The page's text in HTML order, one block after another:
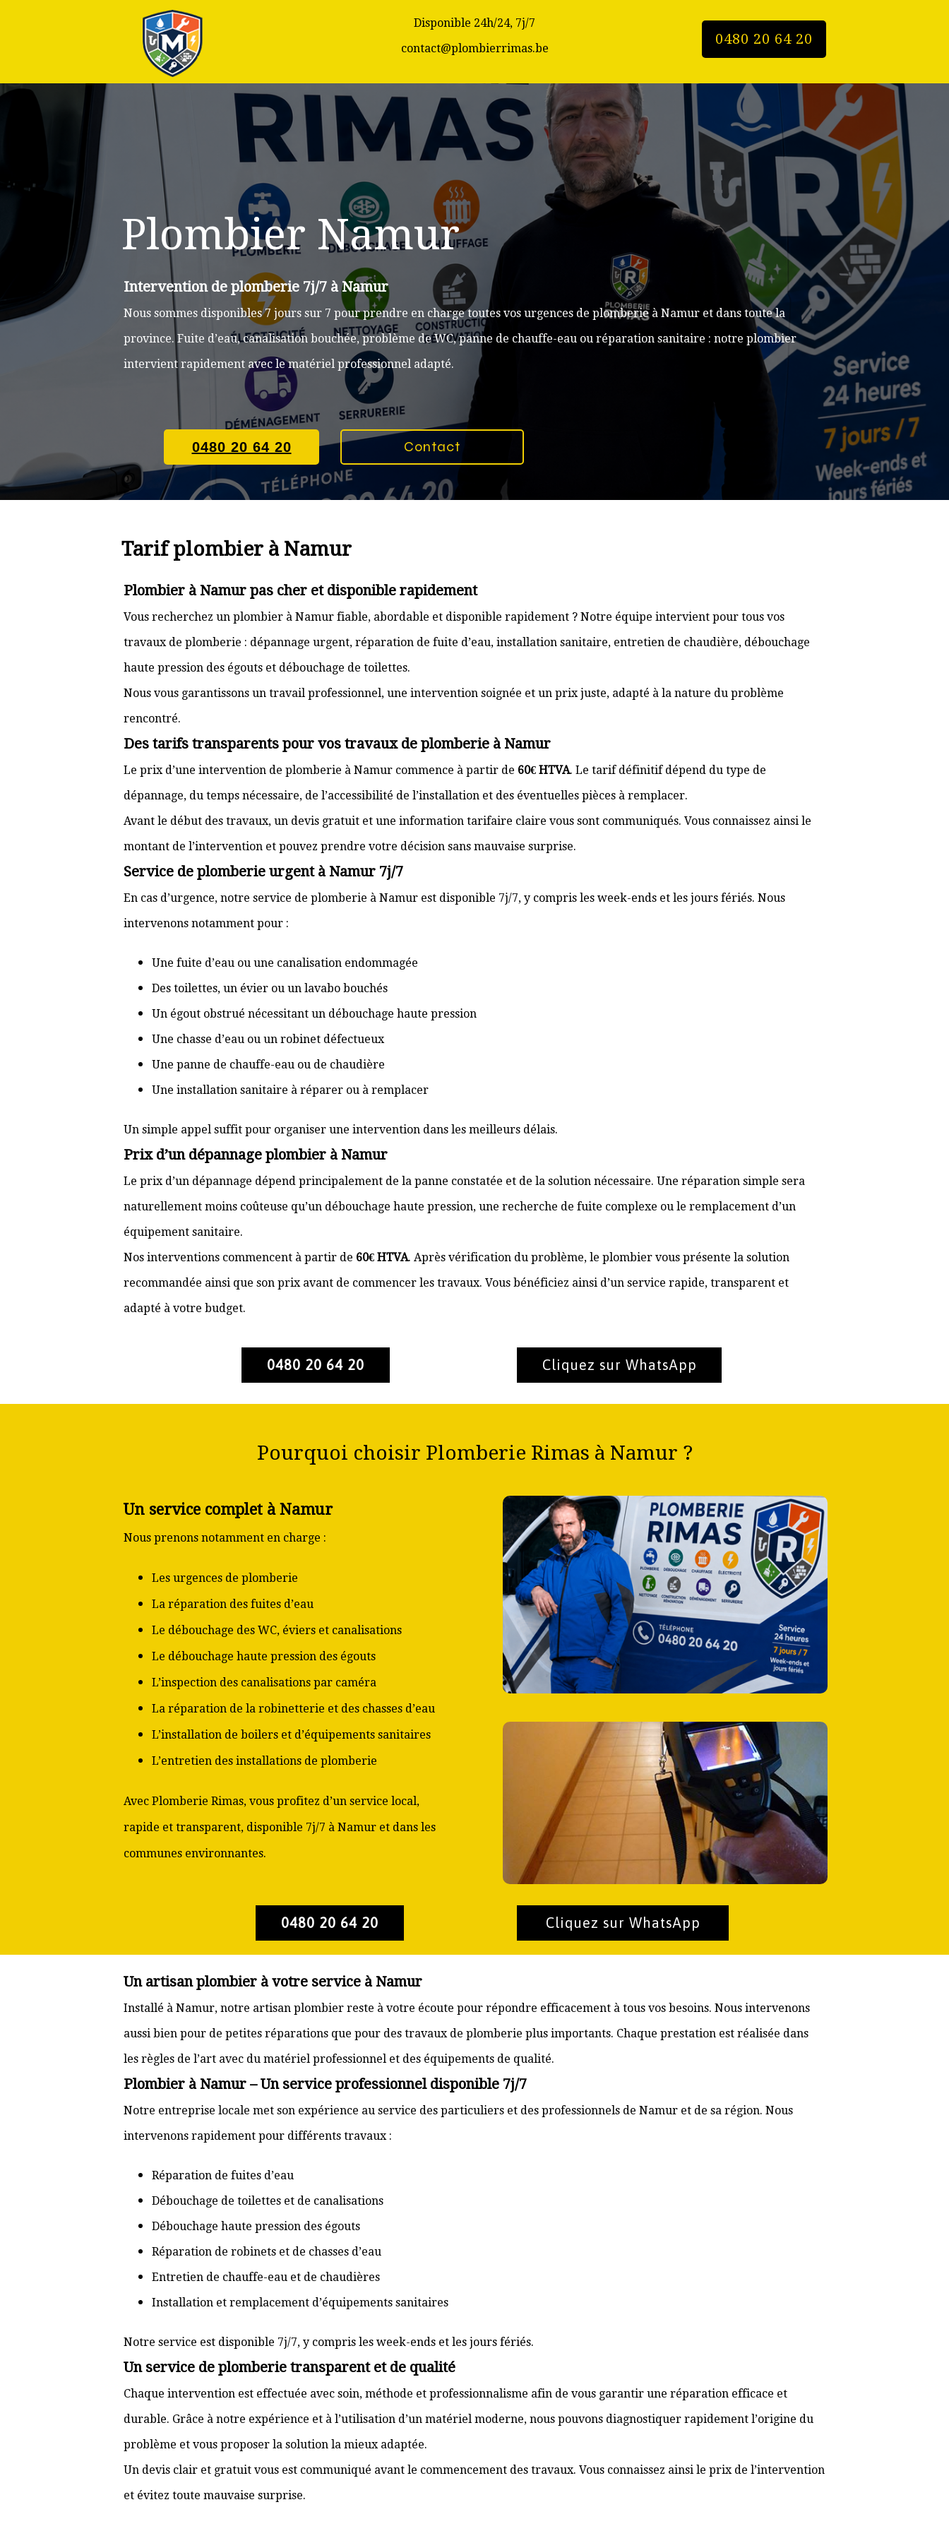
0480 20 64 20
Disponible 24h/24, 7j/7
contact@plombierrimas.be
Plombier Namur
Intervention de plomberie 7j/7 à Namur
Nous sommes disponibles 7 jours sur 7 pour prendre en charge toutes vos urgences de plomberie à Namur et dans toute la
province. Fuite d’eau, canalisation bouchée, problème de WC, panne de chauffe-eau ou réparation sanitaire : notre plombier
intervient rapidement avec le matériel professionnel adapté.
0480 20 64 20 Contact
Tarif plombier à Namur
Plombier à Namur pas cher et disponible rapidement
Vous recherchez un plombier à Namur fiable, abordable et disponible rapidement ? Notre équipe intervient pour tous vos
travaux de plomberie : dépannage urgent, réparation de fuite d’eau, installation sanitaire, entretien de chaudière, débouchage
haute pression des égouts et débouchage de toilettes.
Nous vous garantissons un travail professionnel, une intervention soignée et un prix juste, adapté à la nature du problème
rencontré.
Des tarifs transparents pour vos travaux de plomberie à Namur
Le prix d’une intervention de plomberie à Namur commence à partir de 60€ HTVA. Le tarif définitif dépend du type de
dépannage, du temps nécessaire, de l’accessibilité de l’installation et des éventuelles pièces à remplacer.
Avant le début des travaux, un devis gratuit et une information tarifaire claire vous sont communiqués. Vous connaissez ainsi le
montant de l’intervention et pouvez prendre votre décision sans mauvaise surprise.
Service de plomberie urgent à Namur 7j/7
En cas d’urgence, notre service de plomberie à Namur est disponible 7j/7, y compris les week-ends et les jours fériés. Nous
intervenons notamment pour :
Une fuite d’eau ou une canalisation endommagée
Des toilettes, un évier ou un lavabo bouchés
Un égout obstrué nécessitant un débouchage haute pression
Une chasse d’eau ou un robinet défectueux
Une panne de chauffe-eau ou de chaudière
Une installation sanitaire à réparer ou à remplacer
Un simple appel suffit pour organiser une intervention dans les meilleurs délais.
Prix d’un dépannage plombier à Namur
Le prix d’un dépannage dépend principalement de la panne constatée et de la solution nécessaire. Une réparation simple sera
naturellement moins coûteuse qu’un débouchage haute pression, une recherche de fuite complexe ou le remplacement d’un
équipement sanitaire.
Nos interventions commencent à partir de 60€ HTVA. Après vérification du problème, le plombier vous présente la solution
recommandée ainsi que son prix avant de commencer les travaux. Vous bénéficiez ainsi d’un service rapide, transparent et
adapté à votre budget.
0480 20 64 20 Cliquez sur WhatsApp
Pourquoi choisir Plomberie Rimas à Namur ?
Un service complet à Namur
Nous prenons notamment en charge :
Les urgences de plomberie
La réparation des fuites d’eau
Le débouchage des WC, éviers et canalisations
Le débouchage haute pression des égouts
L’inspection des canalisations par caméra
La réparation de la robinetterie et des chasses d’eau
L’installation de boilers et d’équipements sanitaires
L’entretien des installations de plomberie
Avec Plomberie Rimas, vous profitez d’un service local,
rapide et transparent, disponible 7j/7 à Namur et dans les
communes environnantes.
0480 20 64 20 Cliquez sur WhatsApp
Un artisan plombier à votre service à Namur
Installé à Namur, notre artisan plombier reste à votre écoute pour répondre efficacement à tous vos besoins. Nous intervenons
aussi bien pour de petites réparations que pour des travaux de plomberie plus importants. Chaque prestation est réalisée dans
les règles de l’art avec du matériel professionnel et des équipements de qualité.
Plombier à Namur – Un service professionnel disponible 7j/7
Notre entreprise locale met son expérience au service des particuliers et des professionnels de Namur et de sa région. Nous
intervenons rapidement pour différents travaux :
Réparation de fuites d’eau
Débouchage de toilettes et de canalisations
Débouchage haute pression des égouts
Réparation de robinets et de chasses d’eau
Entretien de chauffe-eau et de chaudières
Installation et remplacement d’équipements sanitaires
Notre service est disponible 7j/7, y compris les week-ends et les jours fériés.
Un service de plomberie transparent et de qualité
Chaque intervention est effectuée avec soin, méthode et professionnalisme afin de vous garantir une réparation efficace et
durable. Grâce à notre expérience et à l’utilisation d’un matériel moderne, nous pouvons diagnostiquer rapidement l’origine du
problème et vous proposer la solution la mieux adaptée.
Un devis clair et gratuit vous est communiqué avant le commencement des travaux. Vous connaissez ainsi le prix de l’intervention
et évitez toute mauvaise surprise.